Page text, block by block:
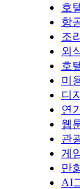
호
항
조
외
호
미
디
연
웹
관
게
만
AI